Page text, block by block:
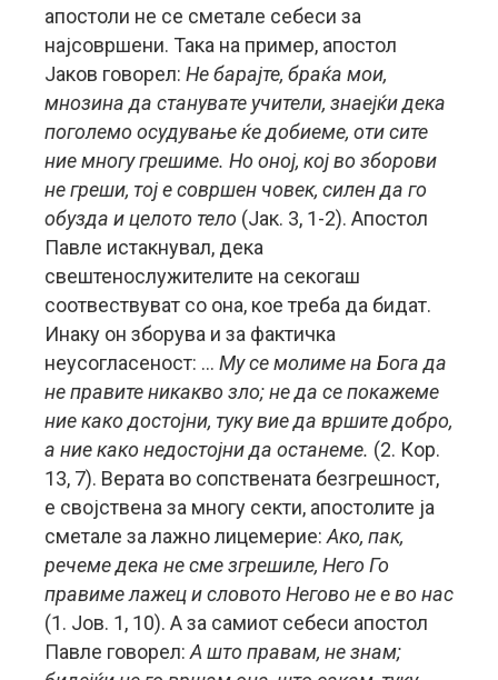
апостоли не се сметале себеси за
најсовршени. Така на пример, апостол
Јаков говорел: Не барајте, браќа мои,
мнозина да станувате учители, знаејќи дека
поголемо осудување ќе добиеме, оти сите
ние многу грешиме. Но оној, кој во зборови
не греши, тој е совршен човек, силен да го
обузда и целото тело (Јак. 3, 1-2). Апостол
Павле истакнувал, дека
свештенослужителите на секогаш
соотвествуват со она, кое треба да бидат.
Инаку он зборува и за фактичка
неусогласеност: … Му се молиме на Бога да
не правите никакво зло; не да се покажеме
ние како достојни, туку вие да вршите добро,
а ние како недостојни да останеме. (2. Кор.
13, 7). Верата во сопствената безгрешност,
е својствена за многу секти, апостолите ја
сметале за лажно лицемерие: Ако, пак,
речеме дека не сме згрешиле, Него Го
правиме лажец и словото Негово не е во нас
(1. Јов. 1, 10). А за самиот себеси апостол
Павле говорел: А што правам, не знам;